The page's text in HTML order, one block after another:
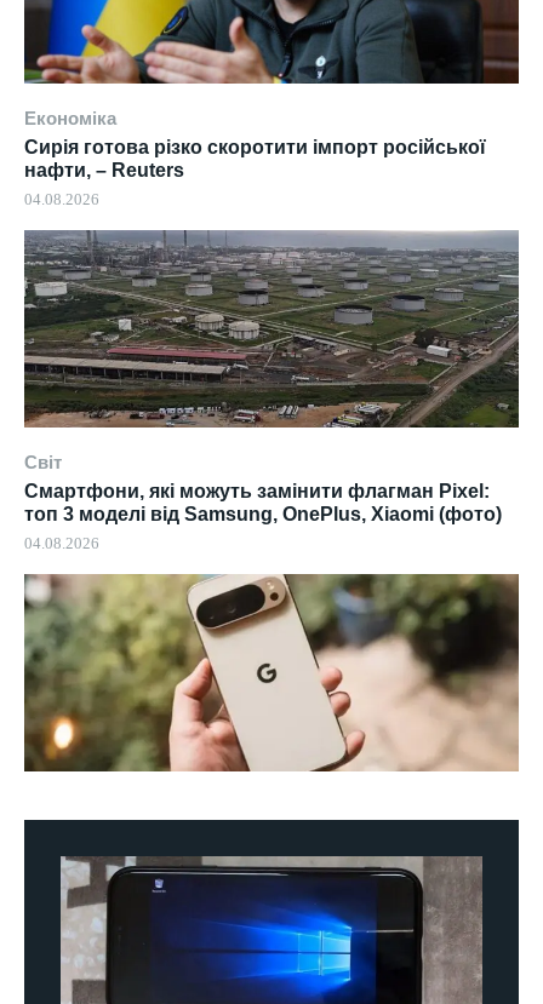
Економіка
Сирія готова різко скоротити імпорт російської
нафти, – Reuters
04.08.2026
Світ
Смартфони, які можуть замінити флагман Pixel:
топ 3 моделі від Samsung, OnePlus, Xiaomi (фото)
04.08.2026